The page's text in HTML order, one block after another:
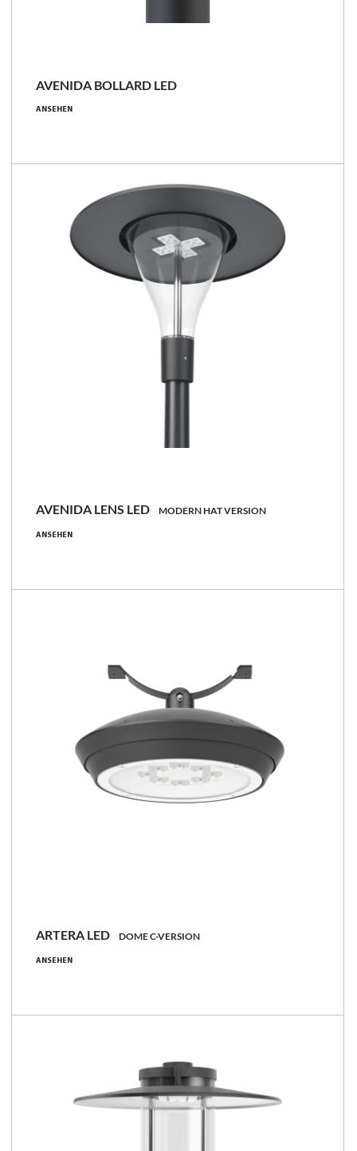
AVENIDA BOLLARD LED
ANSEHEN
10.5 - 20.5 [W]
77 - 84 [lm/W]
Familie vergleichen
AVENIDA LENS LED MODERN HAT VERSION
ANSEHEN
6.8 - 54 [W]
119 - 164 [lm/W]
ARTERA LED DOME C-VERSION
ANSEHEN
21 - 107 [W]
90 - 168 [lm/W]
Familie vergleichen